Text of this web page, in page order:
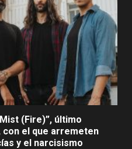
(Fire)”, último
con el que arremeten
y el narcisismo